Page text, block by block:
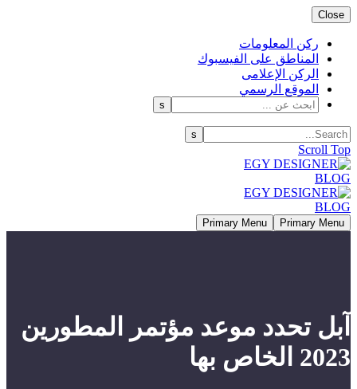
Close
ركن المعلومات
المناطق على الفيسبوك
الركن الإعلامى
الموقع الرسمي
Scroll Top
Primary Menu
Primary Menu
آبل تحدد موعد مؤتمر المطورين
2023 الخاص بها